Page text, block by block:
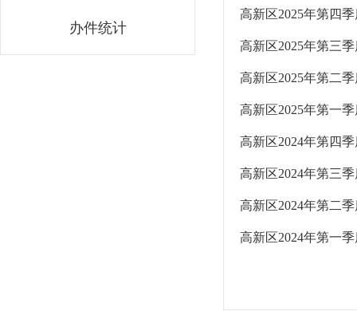
办件统计
高新区2025年第四
高新区2025年第三
高新区2025年第二
高新区2025年第一
高新区2024年第四
高新区2024年第三
高新区2024年第二
高新区2024年第一